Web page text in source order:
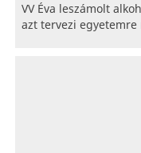
VV Éva leszámolt
azt tervezi